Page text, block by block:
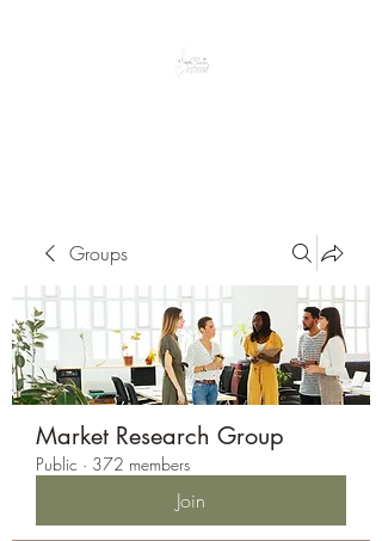
Groups
Market Research Group
Public · 372 members
Join